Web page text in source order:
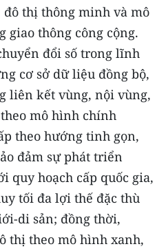
và Tây
Minh
thị thông minh và mô
thông công cộng.
đổi số trong lĩnh
cơ sở dữ liệu đồng bộ,
liên kết vùng, nội vùng,
mô hình chính
theo hướng tinh gọn,
đảm sự phát triển
quy hoạch cấp quốc gia,
tối đa lợi thế đặc thù
di sản; đồng thời,
thị theo mô hình xanh,